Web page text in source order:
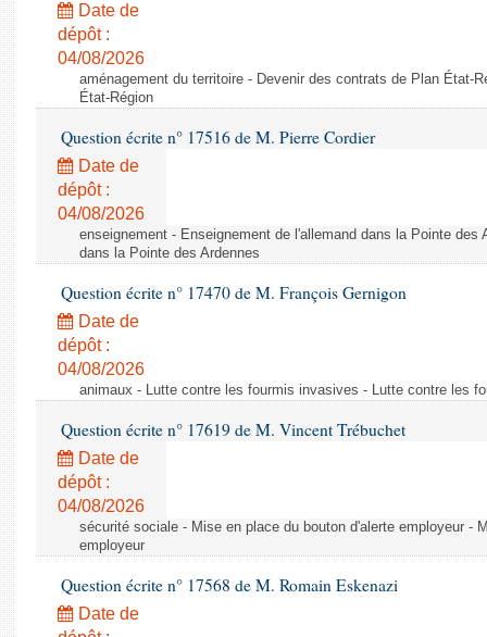
Date de
dépôt :
04/08/2026
aménagement du territoire - Devenir des contrats de Plan État-
État-Région
Question écrite n° 17516 de M. Pierre Cordier
Date de
dépôt :
04/08/2026
enseignement - Enseignement de l'allemand dans la Pointe des
dans la Pointe des Ardennes
Question écrite n° 17470 de M. François Gernigon
Date de
dépôt :
04/08/2026
animaux - Lutte contre les fourmis invasives - Lutte contre les
Question écrite n° 17619 de M. Vincent Trébuchet
Date de
dépôt :
04/08/2026
sécurité sociale - Mise en place du bouton d'alerte employeur -
employeur
Question écrite n° 17568 de M. Romain Eskenazi
Date de